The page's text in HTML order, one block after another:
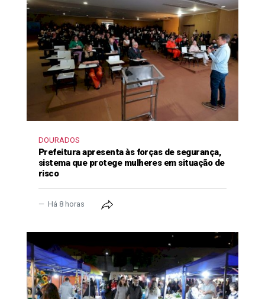
DOURADOS
Prefeitura apresenta às forças de segurança,
sistema que protege mulheres em situação de
risco
Há 8 horas